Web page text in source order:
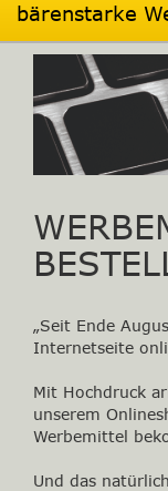
bärenstarke
„Seit Ende
Internetseite
Mit Hochdruck
unserem
Werbemittel
Und das